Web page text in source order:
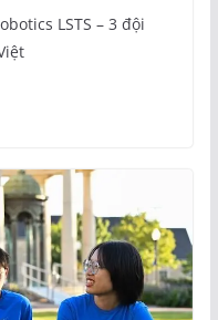
LSTS – 3 đội